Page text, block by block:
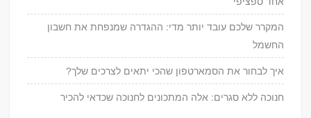
המקרר שלכם עובד יותר מדי: ההגדרה שמנפחת את חשבון
החשמל
איך לבחור את הסמארטפון שהכי יתאים לצרכים שלך?
חנוכה ללא סגרים: אלה המתכונים לחנוכה שכדאי להכיר